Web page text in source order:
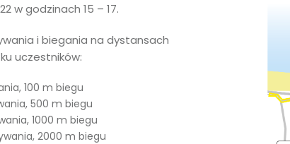
w godzinach 15 – 17.
i biegania na dystansach
uczestników:
100 m biegu
500 m biegu
1000 m biegu
2000 m biegu